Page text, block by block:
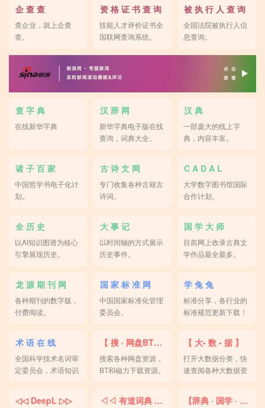
企 查 查
查企业，就上企查
查。
资 格 证 书 查 询
技能人才评价证书全
国联网查询系统。
被 执 行 人 查 询
全国法院被执行人信
息查询。
查 字 典
在线新华字典
汉 辞 网
新华字典电子版在线
查询，词典大全。
汉 典
一部庞大的线上字
典，内容丰富。
诸 子 百 家
中国哲学书电子化计
划。
古 诗 文 网
专门收集各种古籍古
诗词。
C A D A L
大学数字图书馆国际
合作计划。
全 历 史
以AI知识图谱为核心
引擎展现历史。
大 事 记
以时间轴的方式展示
历史事件。
国 学 大 师
目前网上收录古典文
学作品最全最多。
龙 源 期 刊 网
各种期刊的数字版，
付费阅读。
国 家 标 准 网
中国国家标准化管理
委员会。
学 兔 兔
标准分享，各行业的
标准规范更新下载！
术 语 在 线
全国科学技术名词审
定委员会，术语知识
【 搜 · 网盘BT磁力 】
搜索各种网盘资源，
BT和磁力下载资源。
【 大- 数 - 据 】
打开大数据分类，快
速查阅各种大数据资
◁◁ DeepL ▷▷ ◁◁ 有道词典 ▷▷ 【辞典 · 国学 · 文献】